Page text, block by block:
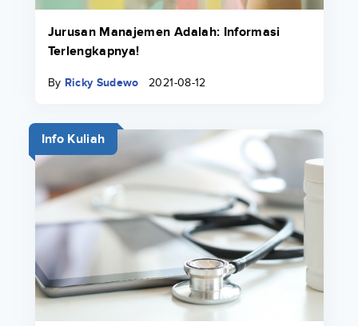
Jurusan Manajemen Adalah: Informasi
Terlengkapnya!
By Ricky Sudewo 2021-08-12
Info Kuliah